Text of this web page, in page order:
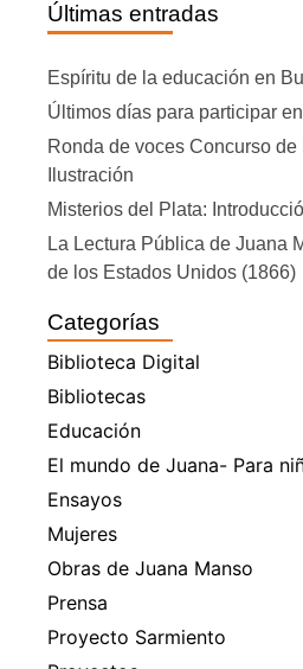
Últimas entradas
Espíritu de la educación en
Últimos días para participar
Ronda de voces Concurso
Ilustración
Misterios del Plata:
La Lectura Pública de Juana
de los Estados Unidos (1866)
Categorías
Biblioteca Digital
Bibliotecas
Educación
El mundo de Juana- Para
Ensayos
Mujeres
Obras de Juana Manso
Prensa
Proyecto Sarmiento